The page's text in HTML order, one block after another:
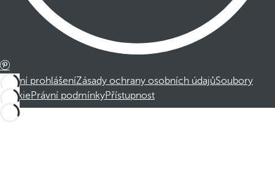
Právní prohlášeníZásady ochrany osobních údajůSoubory
cookiePrávní podmínkyPřístupnost